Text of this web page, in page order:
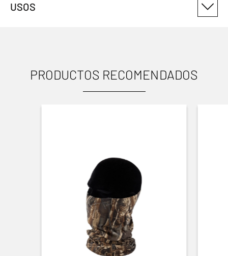
3082643359
USOS
USOS
Caza menor
PRODUCTOS RECOMENDADOS